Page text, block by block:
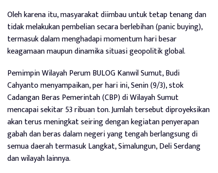
Oleh karena itu, masyarakat diimbau untuk tetap tenang dan
tidak melakukan pembelian secara berlebihan (panic buying),
termasuk dalam menghadapi momentum hari besar
keagamaan maupun dinamika situasi geopolitik global.
Pemimpin Wilayah Perum BULOG Kanwil Sumut, Budi
Cahyanto menyampaikan, per hari ini, Senin (9/3), stok
Cadangan Beras Pemerintah (CBP) di Wilayah Sumut
mencapai sekitar 53 ribuan ton. Jumlah tersebut diproyeksikan
akan terus meningkat seiring dengan kegiatan penyerapan
gabah dan beras dalam negeri yang tengah berlangsung di
semua daerah termasuk Langkat, Simalungun, Deli Serdang
dan wilayah lainnya.